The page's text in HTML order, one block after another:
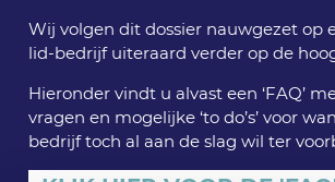
Wij volgen dit dossier nauwgezet op
lid-bedrijf uiteraard verder op de
Hieronder vindt u alvast een ‘FAQ’
vragen en mogelijke ‘to do’s’ voor
bedrijf toch al aan de slag wil ter